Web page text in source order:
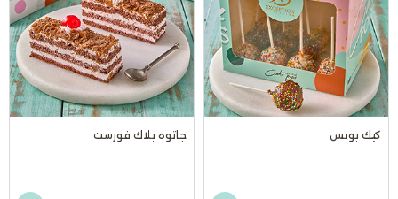
كيك بوبس جاتوه بلاك فورست